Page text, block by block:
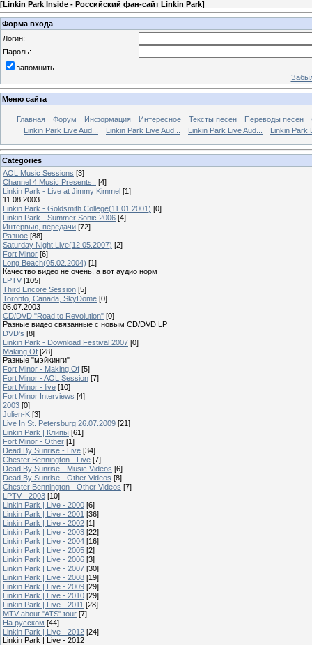
[Linkin Park Inside - Российский фан-сайт Linkin Park]
Форма входа
Логин:
Пароль:
запомнить
Меню сайта
Главная Форум Информация Интересное Тексты песен Переводы песен
Linkin Park Live Aud...
Linkin Park Live Aud... Linkin Park Live Aud... Linkin Park
Categories
AOL Music Sessions [3]
Channel 4 Music Presents..
[4]
Linkin Park - Live at Jimmy Kimmel [1]
11.08.2003
Linkin Park - Goldsmith College(11.01.2001) [0]
Linkin Park - Summer Sonic 2006 [4]
Интервью, передачи [72]
Разное [88]
Saturday Night Live(12.05.2007) [2]
Fort Minor [6]
Long Beach(05.02.2004) [1]
Качество видео не очень, а вот аудио норм
LPTV [105]
Third Encore Session [5]
Toronto, Canada, SkyDome [0]
05.07.2003
CD/DVD "Road to Revolution" [0]
Разные видео связанные с новым CD/DVD LP
DVD's [8]
Linkin Park - Download Festival 2007 [0]
Making Of [28]
Разные "мэйкинги"
Fort Minor - Making Of [5]
Fort Minor - AOL Session [7]
Fort Minor - live [10]
Fort Minor Interviews [4]
2003 [0]
Julien-K [3]
Live In St. Petersburg 26.07.2009 [21]
Linkin Park | Клипы [61]
Fort Minor - Other [1]
Dead By Sunrise - Live [34]
Chester Bennington - Live [7]
Dead By Sunrise - Music Videos [6]
Dead By Sunrise - Other Videos [8]
Chester Bennington - Other Videos [7]
LPTV - 2003 [10]
Linkin Park | Live - 2000 [6]
Linkin Park | Live - 2001 [36]
Linkin Park | Live - 2002 [1]
Linkin Park | Live - 2003 [22]
Linkin Park | Live - 2004 [16]
Linkin Park | Live - 2005 [2]
Linkin Park | Live - 2006 [3]
Linkin Park | Live - 2007 [30]
Linkin Park | Live - 2008 [19]
Linkin Park | Live - 2009 [29]
Linkin Park | Live - 2010 [29]
Linkin Park | Live - 2011 [28]
MTV about "ATS" tour [7]
На русском [44]
Linkin Park | Live - 2012 [24]
Linkin Park | Live - 2012